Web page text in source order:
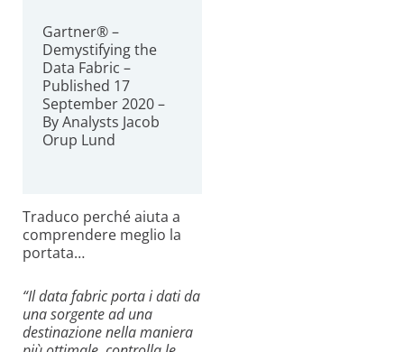
Gartner® –
Demystifying the
Data Fabric –
Published 17
September 2020 –
By Analysts Jacob
Orup Lund
Traduco perché aiuta a
comprendere meglio la
portata…
“Il data fabric porta i dati da
una sorgente ad una
destinazione nella maniera